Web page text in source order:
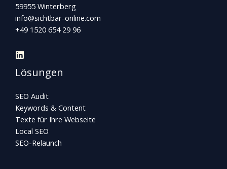
59955 Winterberg
info@sichtbar-online.com
+49 1520 654 29 96
Lösungen
SEO Audit
Keywords & Content
Texte für Ihre Webseite
Local SEO
SEO-Relaunch